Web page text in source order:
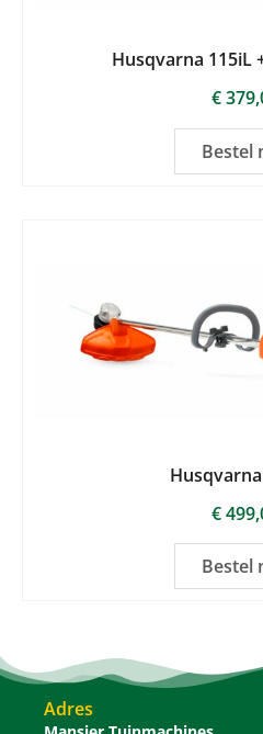
Husqvarna 115iL
€
Bestel
€
Bestel
Adres